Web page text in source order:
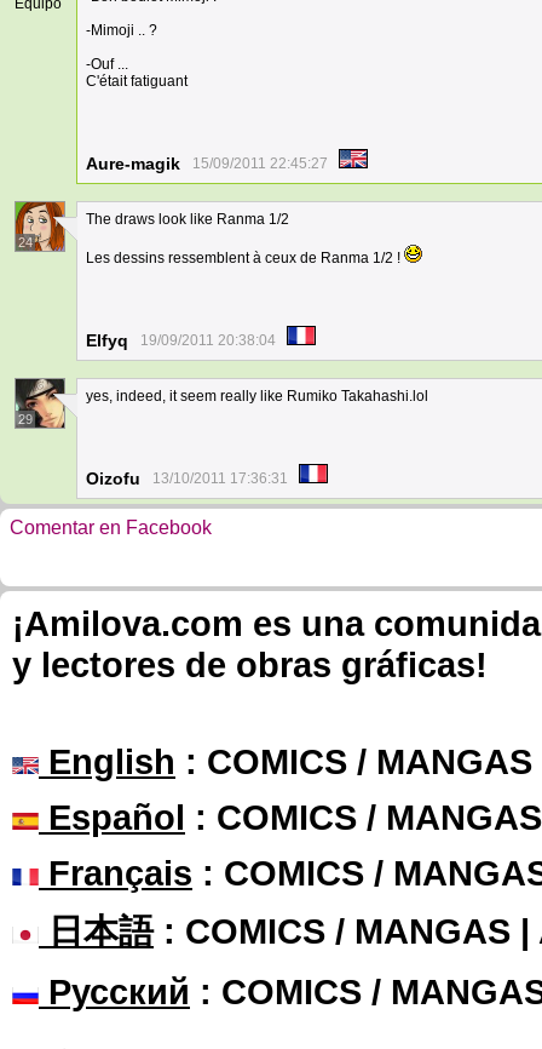
Equipo
-Mimoji .. ?
-Ouf ...
C'était fatiguant
Aure-magik 15/09/2011 22:45:27
24
The draws look like Ranma 1/2
Les dessins ressemblent à ceux de Ranma 1/2 !
Elfyq 19/09/2011 20:38:04
29
yes, indeed, it seem really like Rumiko Takahashi.lol
Oizofu 13/10/2011 17:36:31
Comentar en Facebook
¡Amilova.com es una
y lectores de obras gráficas!
English : COMICS /
Español : COMICS /
Français : COMICS /
日本語: COMICS / MANGAS |
Русский : COMICS /